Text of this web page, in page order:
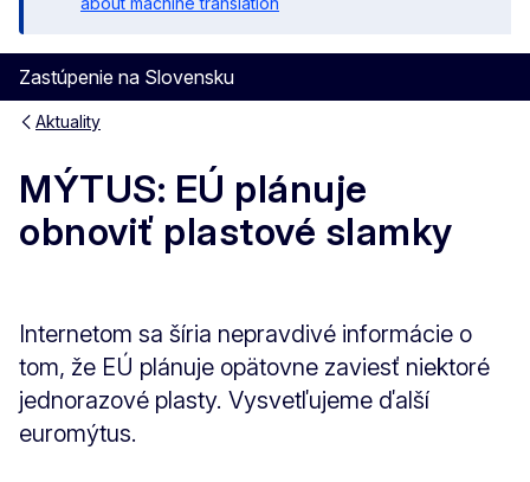
Zastúpenie na Slovensku
Aktuality
MÝTUS: EÚ plánuje
obnoviť plastové slamky
Internetom sa šíria nepravdivé informácie o
tom, že EÚ plánuje opätovne zaviesť niektoré
jednorazové plasty. Vysvetľujeme ďalší
euromýtus.